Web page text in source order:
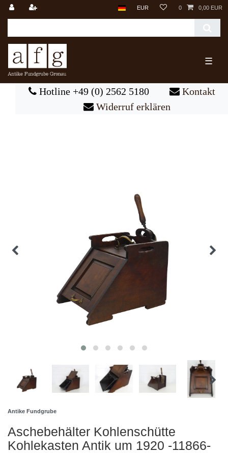
EUR 0 0,00 EUR
☰
Hotline +49 (0) 2562 5180
Kontakt
Widerruf erklären
Antike Fundgrube
Aschebehälter Kohlenschütte
Kohlekasten Antik um 1920 -11866-